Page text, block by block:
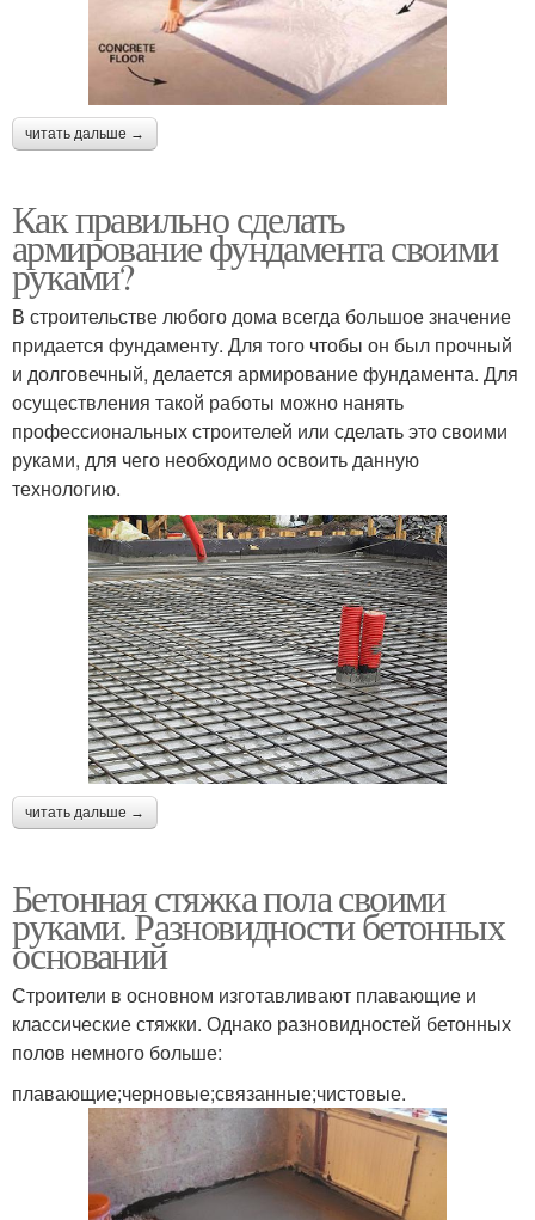
читать дальше →
Как правильно сделать
армирование фундамента своими
руками?
В строительстве любого дома всегда большое значение
придается фундаменту. Для того чтобы он был прочный
и долговечный, делается армирование фундамента. Для
осуществления такой работы можно нанять
профессиональных строителей или сделать это своими
руками, для чего необходимо освоить данную
технологию.
читать дальше →
Бетонная стяжка пола своими
руками. Разновидности бетонных
оснований
Строители в основном изготавливают плавающие и
классические стяжки. Однако разновидностей бетонных
полов немного больше:
плавающие;черновые;связанные;чистовые.